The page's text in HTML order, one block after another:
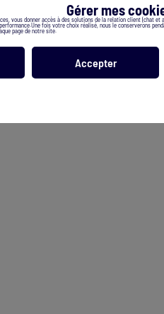
Gérer mes
vous donner accès à des solutions de la relation client (chat et
fois votre choix réalisé, nous le conserverons
page de notre site.
Accepter